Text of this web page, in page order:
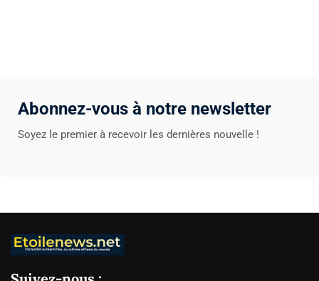
Abonnez-vous à notre newsletter
Soyez le premier à recevoir les dernières nouvelle !